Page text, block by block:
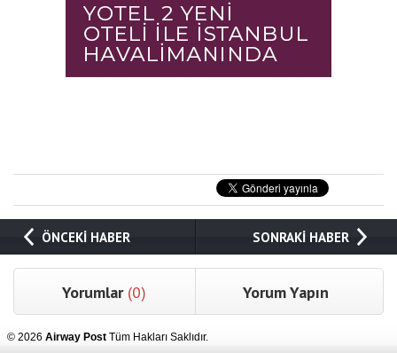
ÖNCEKİ HABER SONRAKİ HABER
Yorumlar (0) Yorum Yapın
© 2026 Airway Post Tüm Hakları Saklıdır.